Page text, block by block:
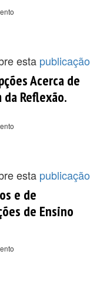
esta publicação
Acerca de
da Reflexão.
esta publicação
e de
de Ensino